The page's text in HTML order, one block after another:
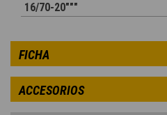
16/70-20"""
FICHA
ACCESORIOS